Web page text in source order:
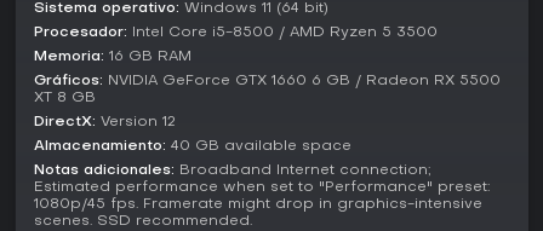
Para quienes disfrutan de juegos sci-fi centrados en la
destacan un gunplay satisfactorio y una exploración
entornos atmosféricos te atraen, la demo puede ayudarte a
ver si encaja con tu estilo.
Sistema operativo: Windows 11 (64 bit)
Procesador: Intel Core i5-8500 / AMD Ryzen 5 3500
Memoria: 16 GB RAM
Gráficos: NVIDIA GeForce GTX 1660 6 GB / Radeon RX 5500
XT 8 GB
DirectX: Version 12
Almacenamiento: 40 GB available space
Notas adicionales: Broadband Internet connection;
Estimated performance when set to "Performance" preset:
1080p/45 fps. Framerate might drop in graphics-intensive
scenes. SSD recommended.